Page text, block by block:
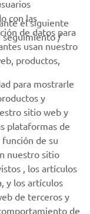
eventos
con las
de datos para
usan nuestro
productos,
el siguiente
seguimiento /
para mostrarle
y
sitio web y
plataformas de
función de su
nuestro sitio
, los artículos
y los artículos
de terceros y
de